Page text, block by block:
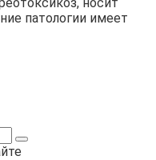
патологии имеет